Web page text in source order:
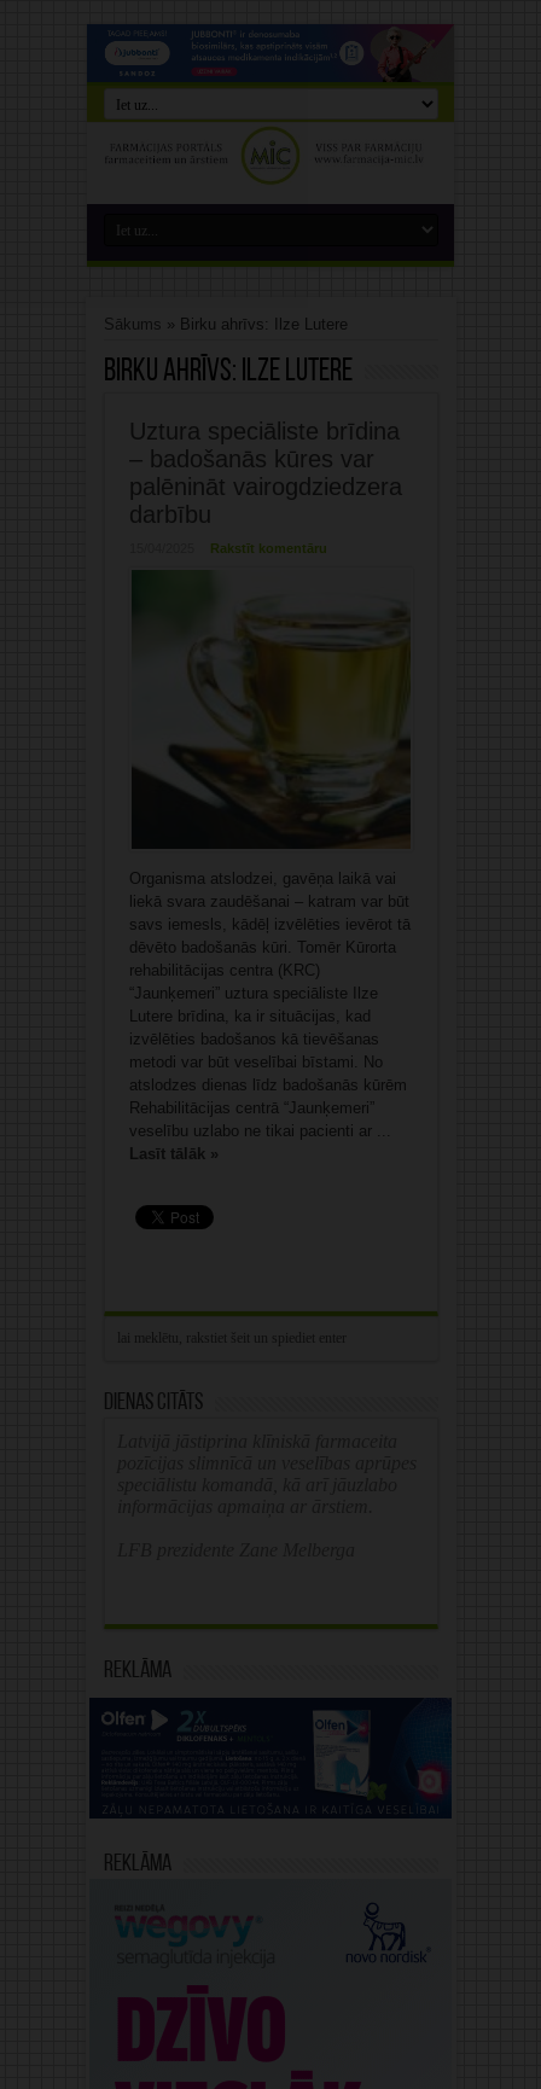
Sākums » Birku ahrīvs: Ilze Lutere
Birku ahrīvs: Ilze Lutere
Uztura speciāliste brīdina
– badošanās kūres var
palēnināt vairogdziedzera
darbību
Rakstīt komentāru
Organisma atslodzei, gavēņa laikā vai
liekā svara zaudēšanai – katram var būt
savs iemesls, kādēļ izvēlēties ievērot tā
dēvēto badošanās kūri. Tomēr Kūrorta
rehabilitācijas centra (KRC)
“Jaunķemeri” uztura speciāliste Ilze
Lutere brīdina, ka ir situācijas, kad
izvēlēties badošanos kā tievēšanas
metodi var būt veselībai bīstami. No
atslodzes dienas līdz badošanās kūrēm
Rehabilitācijas centrā “Jaunķemeri”
veselību uzlabo ne tikai pacienti ar ...
Lasīt tālāk »
Dienas citāts
Reklāma
Reklāma